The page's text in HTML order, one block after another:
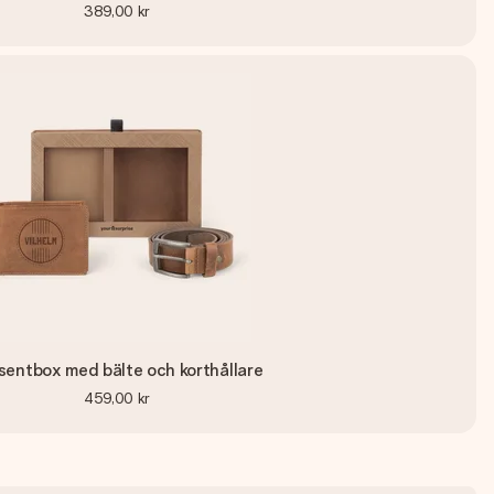
389,00 kr
med bälte och korthållare
459,00 kr